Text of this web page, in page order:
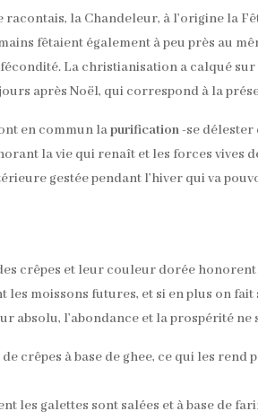
racontais, la Chandeleur, à l’origine la
fêtaient également à peu près au
La christianisation a calqué sur
après Noël, qui correspond à la
en commun lapurification-se délester
la vie qui renaît et les forces vives
gestée pendant l’hiver qui va
crêpes et leur couleur dorée
les moissons futures, et si en plus on
absolu, l’abondance et la prospérité ne
crêpes à base de ghee, ce qui les
les galettes sont salées et à base de